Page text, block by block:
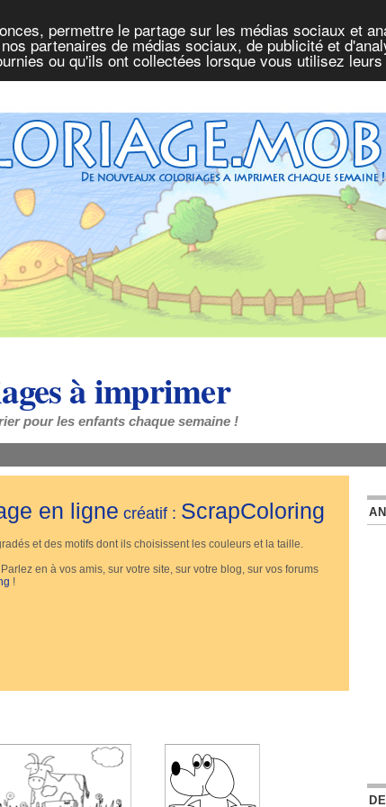
permettre le partage sur les médias sociaux et
partenaires de médias sociaux, de publicité et
ou qu'ils ont collectées lorsque vous utilisez
à imprimer
pour les enfants chaque semaine !
en ligne créatif : ScrapColoring
et des motifs dont ils choisissent les couleurs et la taille.
. Parlez en à vos amis, sur votre site, sur votre blog, sur vos forums
!